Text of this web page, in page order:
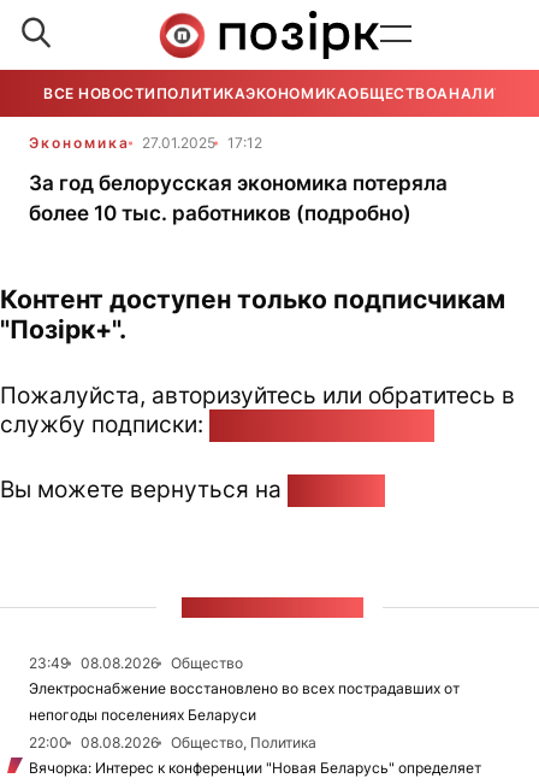
ВСЕ НОВОСТИ ПОЛИТИКАЭКОНОМИКАОБЩЕСТВОАНАЛИТИКА
Экономика 27.01.2025 17:12
За год белорусская экономика потеряла
более 10 тыс. работников (подробно)
Контент доступен только подписчикам
"Позірк+".
Пожалуйста, авторизуйтесь или обратитесь в
службу подписки:
Вы можете вернуться на
23:49 08.08.2026
Общество
Электроснабжение восстановлено во всех пострадавших от
непогоды поселениях Беларуси
22:00
08.08.2026
Общество, Политика
Вячорка: Интерес к конференции "Новая Беларусь" определяет